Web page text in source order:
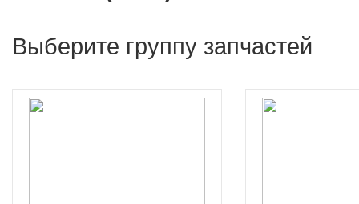
Выберите группу запчастей